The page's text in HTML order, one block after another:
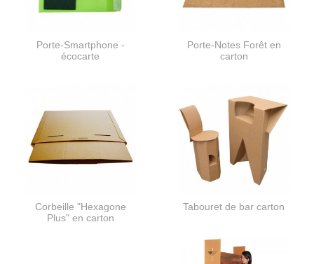
Porte-Smartphone -
écocarte
Porte-Notes Forêt en
carton
Corbeille "Hexagone
Plus" en carton
Tabouret de bar carton